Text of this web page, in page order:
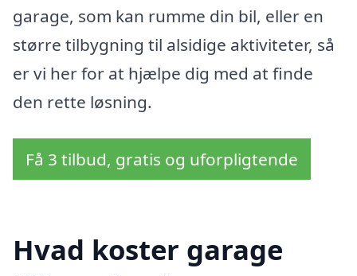
garage, som kan rumme din bil, eller en
større tilbygning til alsidige aktiviteter, så
er vi her for at hjælpe dig med at finde
den rette løsning.
Få 3 tilbud, gratis og uforpligtende
Hvad koster garage